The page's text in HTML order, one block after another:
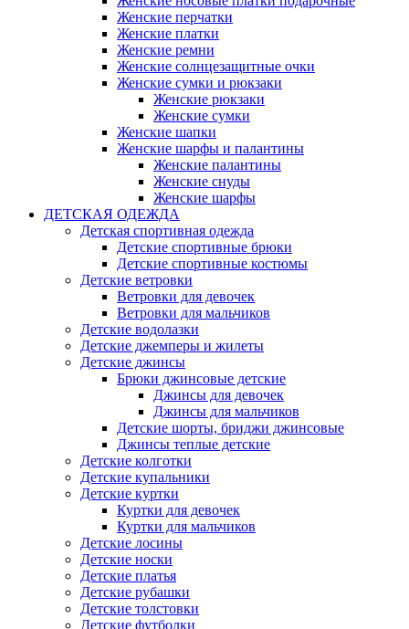
Женские перчатки
Женские платки
Женские ремни
Женские солнцезащитные очки
Женские сумки и рюкзаки
Женские рюкзаки
Женские сумки
Женские шапки
Женские шарфы и палантины
Женские палантины
Женские снуды
Женские шарфы
ДЕТСКАЯ ОДЕЖДА
Детская спортивная одежда
Детские спортивные брюки
Детские спортивные костюмы
Детские ветровки
Ветровки для девочек
Ветровки для мальчиков
Детские водолазки
Детские джемперы и жилеты
Детские джинсы
Брюки джинсовые детские
Джинсы для девочек
Джинсы для мальчиков
Детские шорты, бриджи джинсовые
Джинсы теплые детские
Детские колготки
Детские купальники
Детские куртки
Куртки для девочек
Куртки для мальчиков
Детские лосины
Детские носки
Детские платья
Детские рубашки
Детские толстовки
Детские футболки